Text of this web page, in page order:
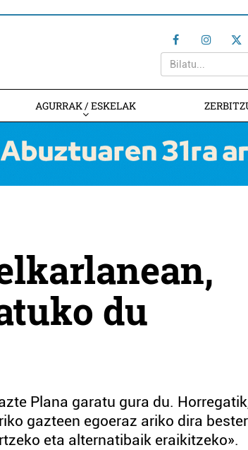
AGURRAK / ESKELAK
du
Plana garatu gura du.
gazteen egoeraz ariko dira
eta alternatibaik eraikitzeko».